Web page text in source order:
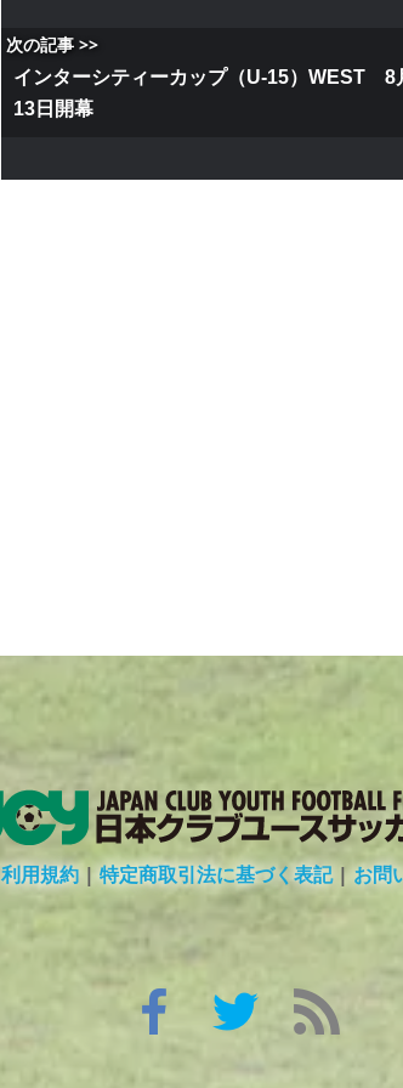
次の記事 >>
インターシティーカップ（U-15）WEST 8
13日開幕
利用規約 | 特定商取引法に基づく表記|お問